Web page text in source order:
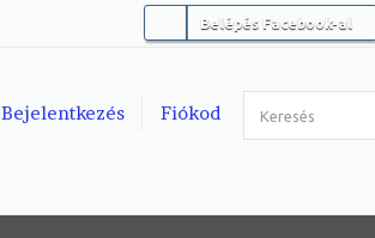
Belépés Facebook-al
Fiókod
Bejelentkezés